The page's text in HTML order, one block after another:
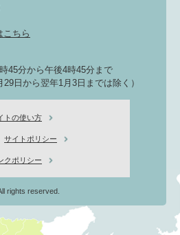
こちら
45分から午後4時45分まで
29日から翌年1月3日までは除く）
トの使い方
サイトポリシー
クポリシー
rights reserved.